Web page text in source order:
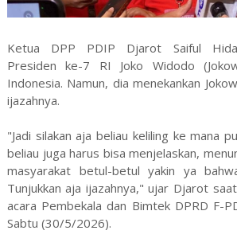
Ketua DPP PDIP Djarot Saiful
Presiden ke-7 RI Joko Widodo
Indonesia. Namun, dia menekankan
ijazahnya.
"Jadi silakan aja beliau keliling ke mana
beliau juga harus bisa menjelaskan,
masyarakat betul-betul yakin ya
Tunjukkan aja ijazahnya," ujar Djarot
acara Pembekala dan Bimtek DPRD F-
Sabtu (30/5/2026).